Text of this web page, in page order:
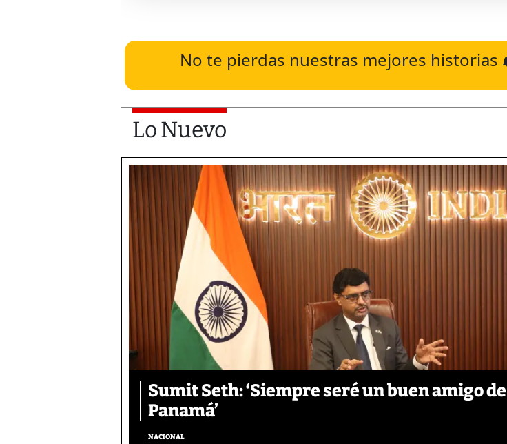
No te pierdas nuestras mejores historias
Lo Nuevo
Sumit Seth: ‘Siempre seré un buen amigo de
Panamá’
NACIONAL